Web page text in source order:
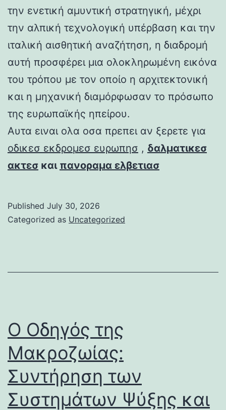
την ενετική αμυντική στρατηγική, μέχρι
την αλπική τεχνολογική υπέρβαση και την
ιταλική αισθητική αναζήτηση, η διαδρομή
αυτή προσφέρει μια ολοκληρωμένη εικόνα
του τρόπου με τον οποίο η αρχιτεκτονική
και η μηχανική διαμόρφωσαν το πρόσωπο
της ευρωπαϊκής ηπείρου.
Αυτα ειναι ολα οσα πρεπει αν ξερετε για
οδικεσ εκδρομεσ ευρωπησ , δαλματικεσ
ακτεσ και πανοραμα ελβετιασ
Published July 30, 2026
Categorized as Uncategorized
Ο Οδηγός της
Μακροζωίας:
Συντήρηση των
Συστημάτων Ψύξης και